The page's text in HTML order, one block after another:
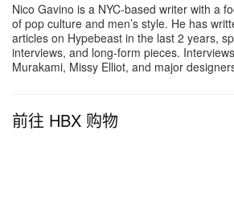
Nico Gavino is a NYC-based writer with a
of pop culture and men’s style. He has
articles on Hypebeast in the last 2 years,
interviews, and long-form pieces.
Murakami, Missy Elliot, and major
前往 HBX 购物